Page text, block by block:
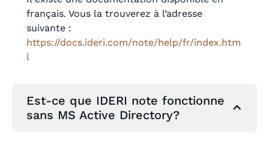
français. Vous la trouverez à l’adresse
suivante :
https://docs.ideri.com/note/help/fr/index.htm
l
Est-ce que IDERI note fonctionne
sans MS Active Directory?